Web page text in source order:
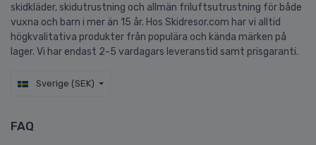
skidkläder, skidutrustning och allmän friluftsutrustning för både
vuxna och barn i mer än 15 år. Hos Skidresor.com har vi alltid
högkvalitativa produkter från populära och kända märken på
lager. Vi har endast 2-5 vardagars leveranstid samt prisgaranti.
Sverige (SEK)
FAQ